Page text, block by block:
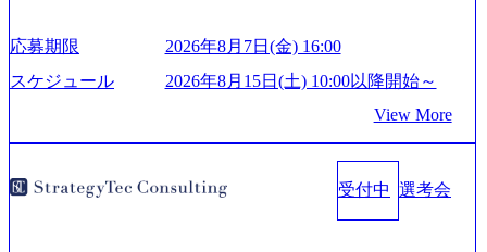
が続々ジョインするピュアな戦略を伸ばす新興ファーム。
事業会社機能へ携われる可能性※SaaSプロダクト、地方創
生、メディアなど リモート比率99%、福岡や北海道在中者
業、通信業界に強みがあり、ヘルスケアな業界は広げてい
く予定 インセンティブ支給という他社にはない制度 ワンプ
始～ 2026年8月7日(金) 16:00 ※枠が限られておりますので、
ご応募いただいてもご対応できない可能性がございます ※
応募期限
2026年8月7日(金) 16:00
スケジュール
2026年8月15日(土) 10:00以降開始～
View More
受付中 選考会